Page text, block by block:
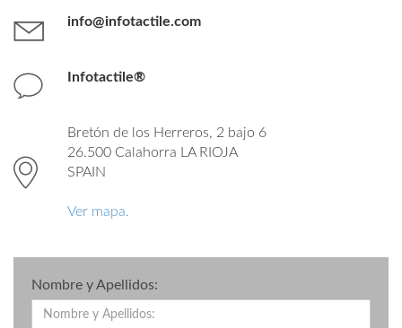
info@infotactile.com
Infotactile®
Bretón de los Herreros, 2 bajo 6
26.500 Calahorra LA RIOJA
SPAIN
Ver mapa.
Nombre y Apellidos: